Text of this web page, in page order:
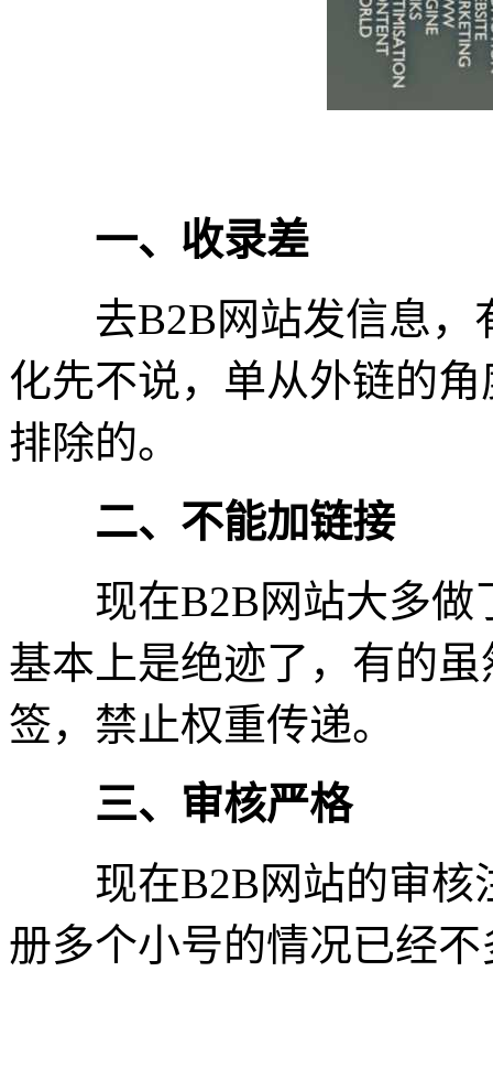
一、收录差
去B2B网站发信息，
化先不说，单从外链的
排除的。
二、不能加链接
现在B2B网站大多做
基本上是绝迹了，有的
签，禁止权重传递。
三、审核严格
现在B2B网站的审核
册多个小号的情况已经